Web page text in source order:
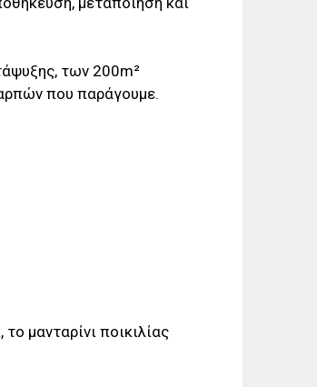
των 200m²
που παράγουμε.
μανταρίνι ποικιλίας